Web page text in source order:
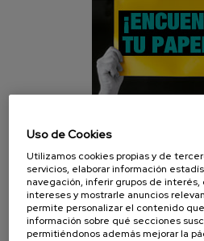
Uso de Cookies
Utilizamos cookies propias y de
servicios, elaborar información
navegación, inferir grupos de interés,
intereses y mostrarle anuncios
permite personalizar el contenido
información sobre qué secciones
permitiéndonos además mejorar la